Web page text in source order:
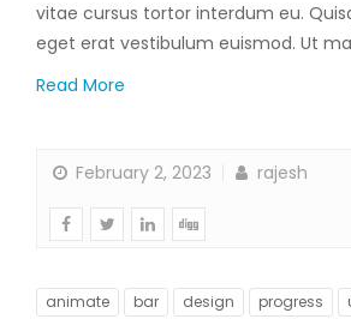
vitae cursus tortor interdum eu.
eget erat vestibulum euismod. Ut
Read More
February 2, 2023 rajesh
animate bar design progress